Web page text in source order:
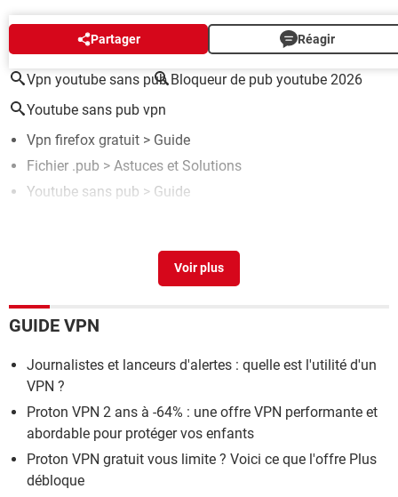
Partager Réagir
AUTOUR DU MÊME SUJET
Vpn youtube sans pub Bloqueur de pub youtube 2026
Youtube sans pub vpn
Vpn firefox gratuit > Guide
Fichier .pub > Astuces et Solutions
Youtube sans pub > Guide
Télécharger une vidéo YouTube : la méthode simple
GUIDE VPN
Journalistes et lanceurs d'alertes : quelle est l'utilité d'un
VPN ?
Proton VPN 2 ans à -64% : une offre VPN performante et
abordable pour protéger vos enfants
Proton VPN gratuit vous limite ? Voici ce que l'offre Plus
débloque